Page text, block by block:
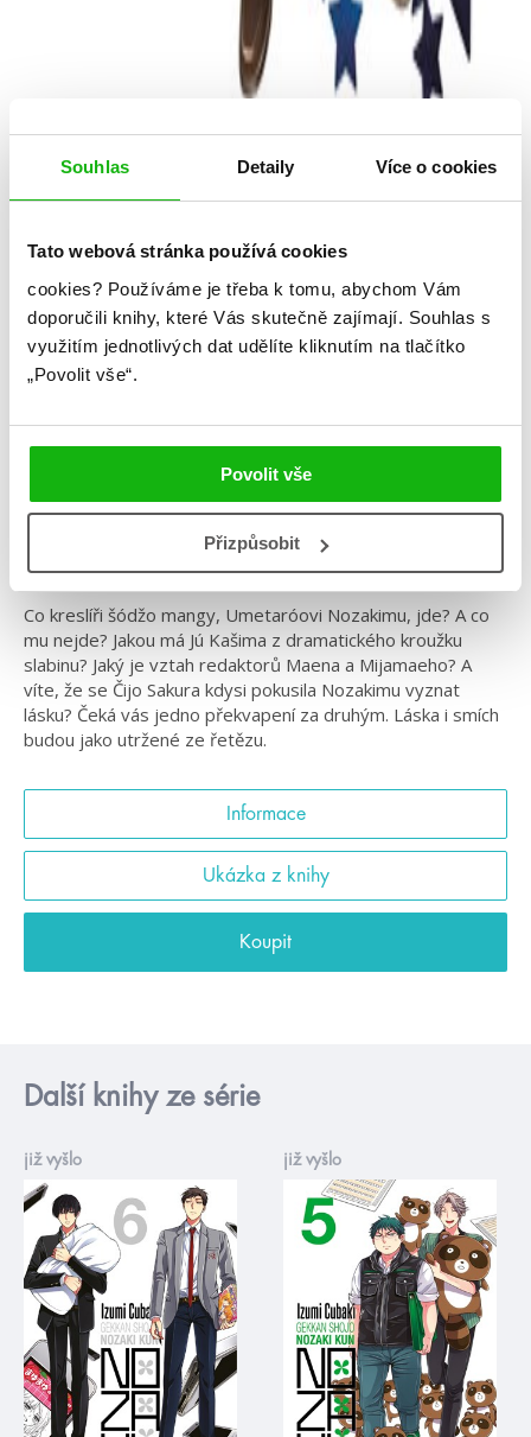
Souhlas Detaily Více o cookies
Tato webová stránka používá cookies
cookies? Používáme je třeba k tomu, abychom Vám
doporučili knihy, které Vás skutečně zajímají. Souhlas s
využitím jednotlivých dat udělíte kliknutím na tlačítko
„Povolit vše“.
Povolit vše
Přizpůsobit
Kategorie: young adult
Nozaki, mistr romantiky 3
Izumi Tsubaki
#nozakimistrromantiky
Vedle středoškoláka kreslíře mangy jsou tu samé
kromobyčejné postavy.
Co kreslíři šódžo mangy, Umetaróovi Nozakimu, jde? A co
mu nejde? Jakou má Jú Kašima z dramatického kroužku
slabinu? Jaký je vztah redaktorů Maena a Mijamaeho? A
víte, že se Čijo Sakura kdysi pokusila Nozakimu vyznat
lásku? Čeká vás jedno překvapení za druhým. Láska i smích
budou jako utržené ze řetězu.
Informace
Ukázka z knihy
Koupit
Další knihy ze série
již vyšlo již vyšlo